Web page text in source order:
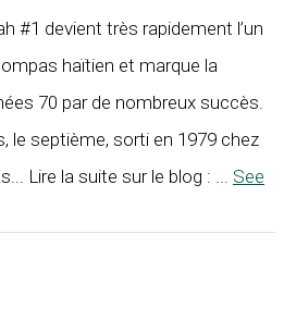
#1 devient très rapidement l’un
haïtien et marque la
70 par de nombreux succès.
le septième, sorti en 1979 chez
Lire la suite sur le blog : ... See